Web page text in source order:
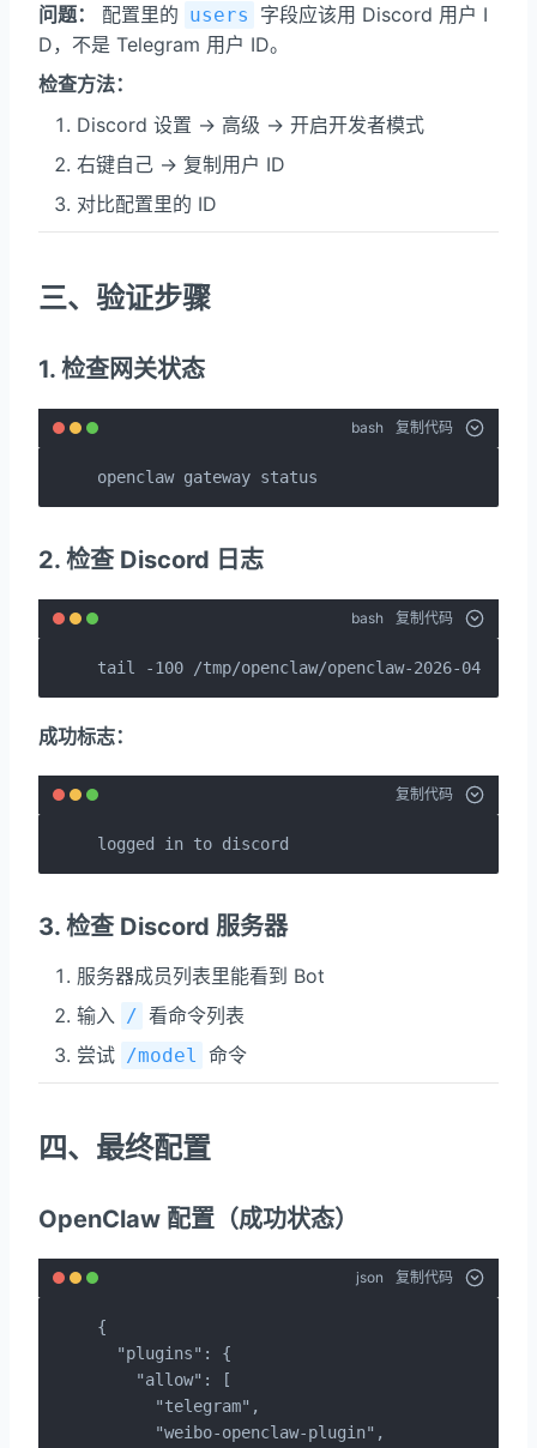
问题： 配置里的 users
字段应该用 Discord 用户 I
D，不是 Telegram 用户 ID。
检查方法：
Discord 设置 → 高级 → 开启开发者模式
右键自己 → 复制用户 ID
对比配置里的 ID
三、验证步骤
1. 检查网关状态
bash 复制代码
openclaw gateway status
2. 检查 Discord 日志
bash 复制代码
tail -100 /tmp/openclaw/openclaw-2026-04-
成功标志：
复制代码
logged in to discord
3. 检查 Discord 服务器
服务器成员列表里能看到 Bot
输入
/ 看命令列表
尝试 /model 命令
四、最终配置
OpenClaw 配置（成功状态）
json 复制代码
{
  "plugins": {
    "allow": [
      "telegram",
      "weibo-openclaw-plugin",